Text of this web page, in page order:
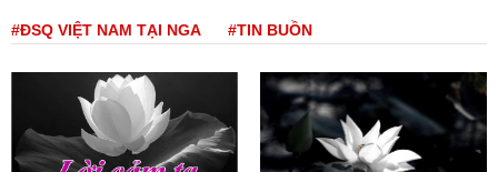
#ĐSQ VIỆT NAM TẠI NGA #TIN BUỒN